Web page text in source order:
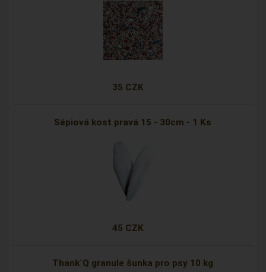
35 CZK
Sépiová kost pravá 15 - 30cm - 1 Ks
45 CZK
Thank´Q granule šunka pro psy 10 kg